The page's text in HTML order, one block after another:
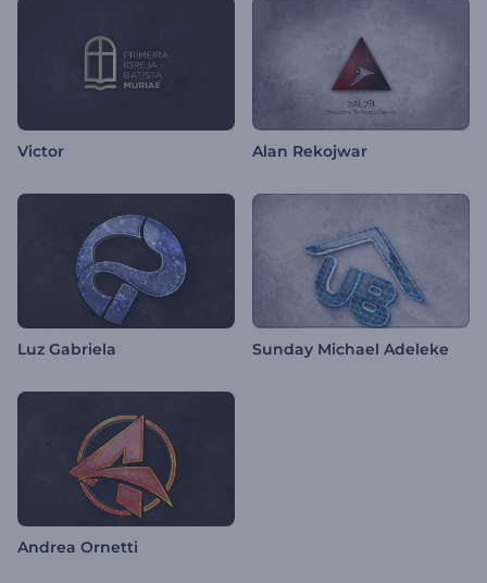
Victor Alan Rekojwar
Luz Gabriela Sunday Michael Adeleke
Andrea Ornetti